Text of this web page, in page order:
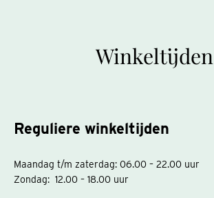
Winkeltijden
Reguliere winkeltijden
Maandag t/m zaterdag: 06.00 – 22.00 uur
Zondag: 12.00 – 18.00 uur